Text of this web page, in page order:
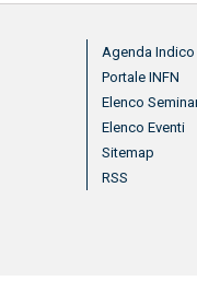
Menu
Agenda Indico
Portale INFN
Elenco
Elenco Eventi
Sitemap
RSS